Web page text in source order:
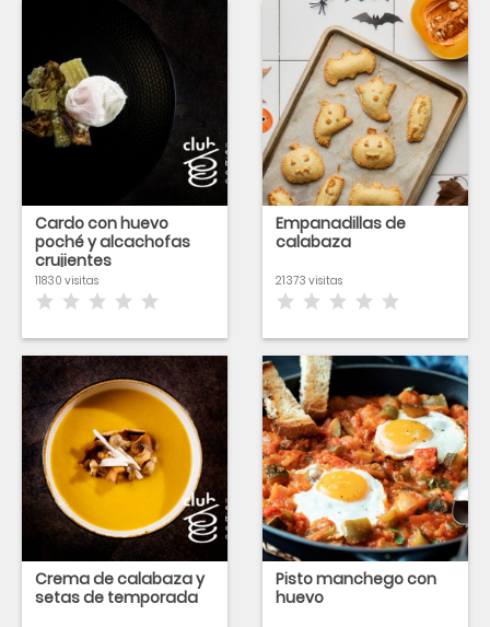
Cardo con huevo
poché y alcachofas
crujientes
11830 visitas
Empanadillas de
calabaza
21373 visitas
Crema de calabaza y
setas de temporada
Pisto manchego con
huevo